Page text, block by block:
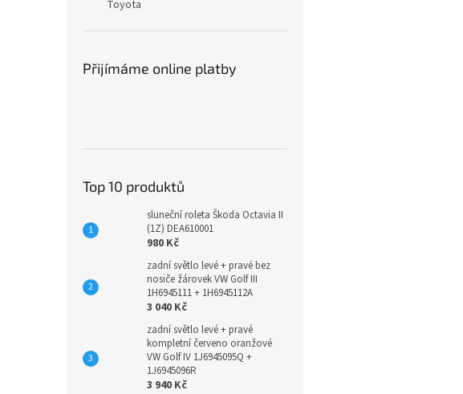
Toyota
Přijímáme online platby
Top 10 produktů
sluneční roleta Škoda Octavia II
(1Z) DEA610001
980 Kč
zadní světlo levé + pravé bez
nosiče žárovek VW Golf III
1H6945111 + 1H6945112A
3 040 Kč
zadní světlo levé + pravé
kompletní červeno oranžové
VW Golf IV 1J6945095Q +
1J6945096R
3 940 Kč